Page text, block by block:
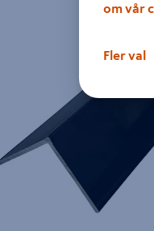
om vår
Fler val